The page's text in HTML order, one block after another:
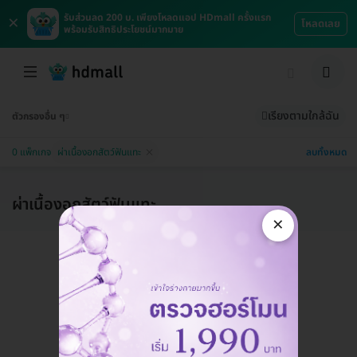
×
รับส่วนลด 200 บ. เพียงโหลดแอป HDmall ครั้งแรก
พร้อมรับสิทธิประโยชน์มากมาย
โหลดเลย
ตัวกรองอื่น ๆ เรียงตามใกล้ฉัน
0 แพ็กเกจ ผ่าเนื้องอกสัตว์ฟันแทะ ลบทั้งหมด
ผ่าเนื้องอกสัตว์ฟันแทะ
แอดมินพร้อมดูแลคุณทุกวันทางไลน์
คุยกับแอดมิน ฟรี!
×